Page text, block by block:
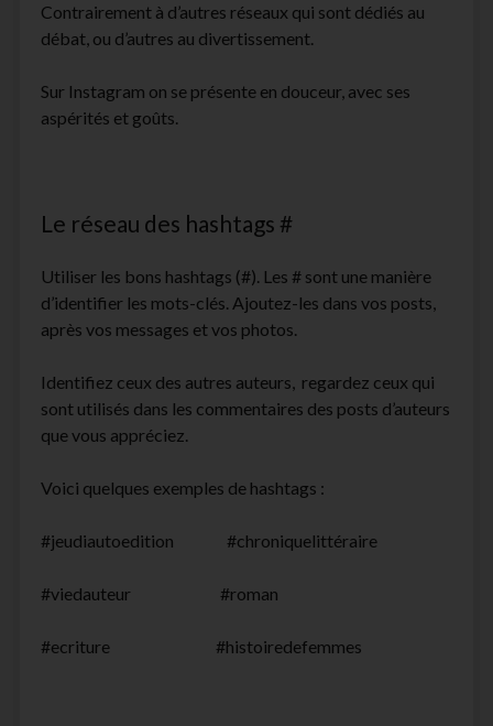
Contrairement à d’autres réseaux qui sont dédiés au
débat, ou d’autres au divertissement.
Sur Instagram on se présente en douceur, avec ses
aspérités et goûts.
Le réseau des hashtags #
Utiliser les bons hashtags (#). Les # sont une manière
d’identifier les mots-clés. Ajoutez-les dans vos posts,
après vos messages et vos photos.
Identifiez ceux des autres auteurs, regardez ceux qui
sont utilisés dans les commentaires des posts d’auteurs
que vous appréciez.
Voici quelques exemples de hashtags :
#jeudiautoedition #chroniquelittéraire
#viedauteur #roman
#ecriture #histoiredefemmes